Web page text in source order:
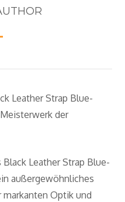
Leather Strap Blue-
der
Leather Strap Blue-
außergewöhnliches
Optik und